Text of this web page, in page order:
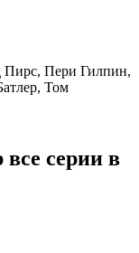
Пирс, Пери Гилпин,
Том
серии в